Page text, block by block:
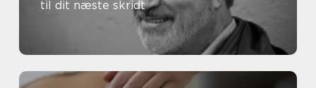
til dit næste skridt